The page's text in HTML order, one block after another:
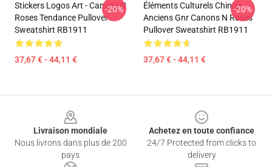
Stickers Logos Art - Canons N
Roses Tendance Pullover
Sweatshirt RB1911
37,67 € - 44,11 €
-20%
Éléments Culturels Chinois
Anciens Gnr Canons N Roses
Pullover Sweatshirt RB1911
37,67 € - 44,11 €
-20%
Livraison mondiale
Nous livrons dans plus de 200
pays
Achetez en toute confiance
24/7 Protected from clicks to
delivery